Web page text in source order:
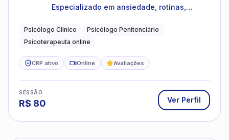
Especializado em ansiedade, rotinas,
familiares e questões comportamentais.
Psicólogo Clinico
Psicólogo Penitenciário
Psicoterapeuta online
CRP ativo Online Avaliações
SESSÃO
R$ 80 Ver Perfil